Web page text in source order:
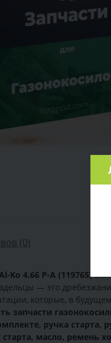
(0)
Ko 4.66 P-A (119765)
― это
которые, в
запчасти
ручка
масло, ремень